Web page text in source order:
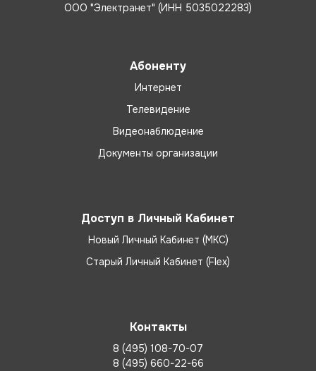
ООО "Электранет" (ИНН 5035022283)
Абоненту
Интернет
Телевидение
Видеонаблюдение
Документы организации
Доступ в Личный Кабинет
Новый Личный Кабинет (МКС)
Старый Личный Кабинет (Flex)
Контакты
8 (495) 108-70-07
8 (495) 660-22-66